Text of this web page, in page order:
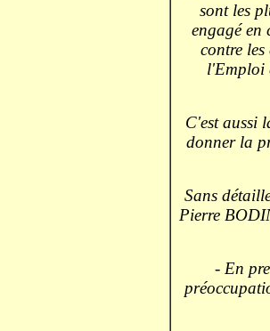
sont les
engagé en
contre
l'Emploi
C'est aussi
donner la
Sans
Pierre
- En